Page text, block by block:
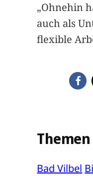
„Ohnehin
auch als
flexible
Themen
Bad Vilbel